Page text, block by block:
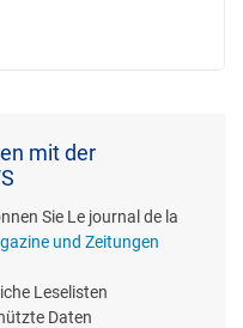
mit der
Sie Le journal de la
und Zeitungen
Leselisten
Daten